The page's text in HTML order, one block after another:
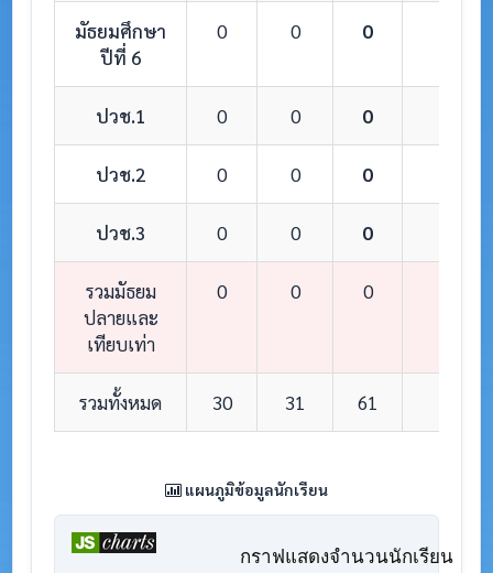
มัธยมศึกษา
ปีที่ 6
0 0 0
ปวช.1 0 0 0
ปวช.2 0 0 0
ปวช.3 0 0 0
รวมมัธยม
ปลายและ
เทียบเท่า
0 0 0
รวมทั้งหมด 30 31 61
แผนภูมิข้อมูลนักเรียน